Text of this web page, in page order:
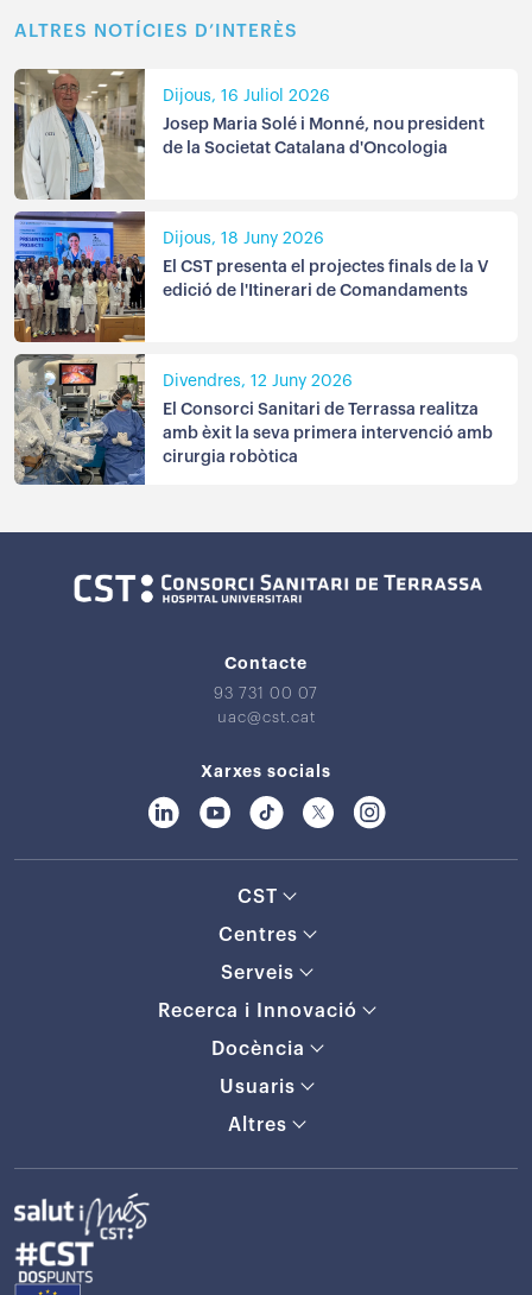
ALTRES NOTÍCIES D’INTERÈS
Dijous, 16 Juliol 2026
Josep Maria Solé i Monné, nou president
de la Societat Catalana d'Oncologia
Dijous, 18 Juny 2026
El CST presenta el projectes finals de la V
edició de l'Itinerari de Comandaments
Divendres, 12 Juny 2026
El Consorci Sanitari de Terrassa realitza
amb èxit la seva primera intervenció amb
cirurgia robòtica
Contacte
93 731 00 07
uac@cst.cat
Xarxes socials
CST
Centres
Serveis
Recerca i Innovació
Docència
Usuaris
Altres